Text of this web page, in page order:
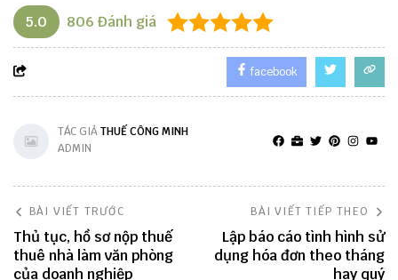
5.0 806 Đánh giá
facebook
TÁC GIẢTHUẾ CÔNG MINH
ADMIN
BÀI VIẾT TRƯỚC
Thủ tục, hồ sơ nộp thuế
thuê nhà làm văn phòng
của doanh nghiệp
BÀI VIẾT TIẾP THEO
Lập báo cáo tình hình sử
dụng hóa đơn theo tháng
hay quý